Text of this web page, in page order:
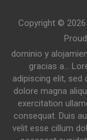
Copyright © 2026
dominio y
gracias a...
adipiscing elit,
dolore magna
exercitation
consequat. Duis
velit esse cillum